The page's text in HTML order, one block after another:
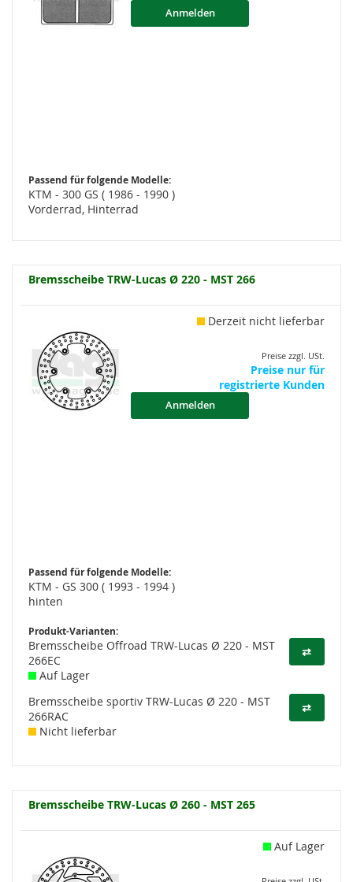
Anmelden
Passend für folgende Modelle:
KTM - 300 GS ( 1986 - 1990 )
Vorderrad, Hinterrad
Bremsscheibe TRW-Lucas Ø 220 - MST 266
Derzeit nicht lieferbar
Preise zzgl. USt.
Preise nur für
registrierte Kunden
Anmelden
Passend für folgende Modelle:
KTM - GS 300 ( 1993 - 1994 )
hinten
Produkt-Varianten:
⇄
Bremsscheibe Offroad TRW-Lucas Ø 220 - MST
266EC
Auf Lager
⇄
Bremsscheibe sportiv TRW-Lucas Ø 220 - MST
266RAC
Nicht lieferbar
Bremsscheibe TRW-Lucas Ø 260 - MST 265
Auf Lager